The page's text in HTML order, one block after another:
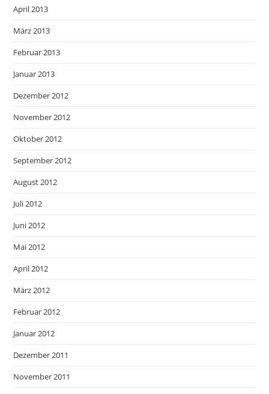
April 2013
März 2013
Februar 2013
Januar 2013
Dezember 2012
November 2012
Oktober 2012
September 2012
August 2012
Juli 2012
Juni 2012
Mai 2012
April 2012
März 2012
Februar 2012
Januar 2012
Dezember 2011
November 2011